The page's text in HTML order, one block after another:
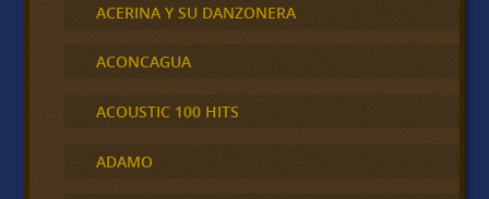
ACERINA Y SU DANZONERA
ACONCAGUA
ACOUSTIC 100 HITS
ADAMO